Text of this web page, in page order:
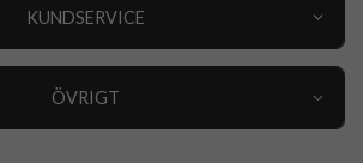
KUNDSERVICE
ÖVRIGT